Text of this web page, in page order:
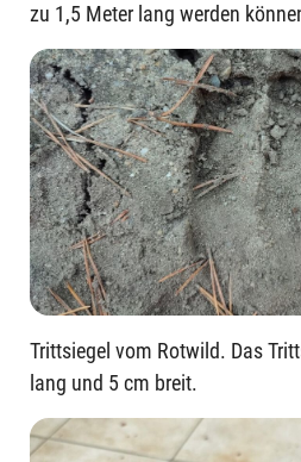
zu 1,5 Meter lang werden
Trittsiegel vom Rotwild. Das
lang und 5 cm breit.